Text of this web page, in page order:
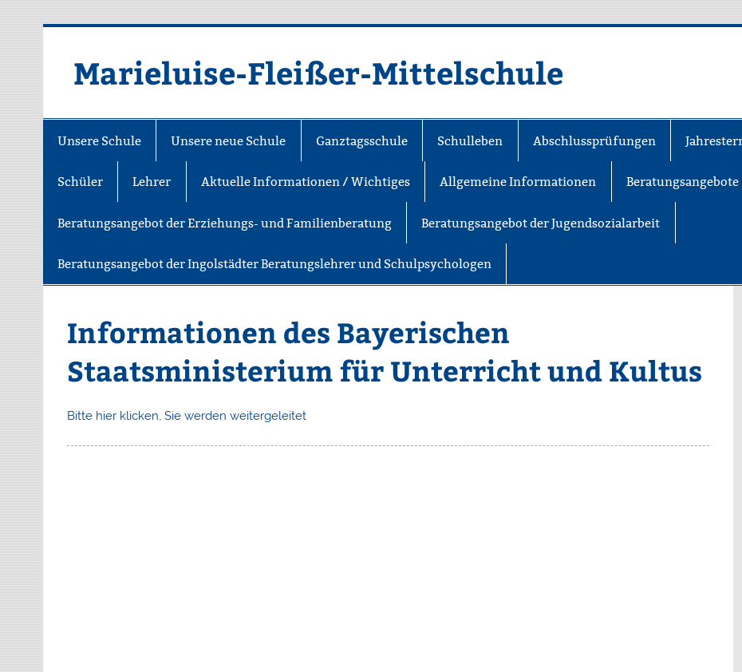
Marieluise-Fleißer-Mittelschule
Unsere Schule Unsere neue Schule Ganztagsschule Schulleben Abschlussprüfungen
Schüler Lehrer Aktuelle Informationen / Wichtiges Allgemeine Informationen Beratungsangebote
Beratungsangebot der Erziehungs- und Familienberatung Beratungsangebot der Jugendsozialarbeit
Beratungsangebot der Ingolstädter Beratungslehrer und Schulpsychologen
Informationen des Bayerischen
Staatsministerium für Unterricht und Kultus
Bitte hier klicken, Sie werden weitergeleitet